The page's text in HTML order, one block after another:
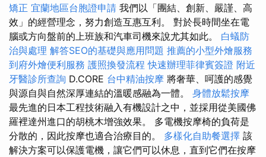
矯正 宜蘭地區台胞證申請 我們以「團結、創新、嚴謹、高
效」的經營理念，努力創造互惠互利。 對於長時間坐在電
腦或方向盤前的上班族和汽車司機來說尤其如此。 白蟻防
治與處理 解答SEO的基礎與應用問題 推薦的小型外燴服務
到府外燴便利服務 護照換發流程 快速辦理菲律賓簽證 附近
牙醫診所查詢 D.CORE 台中精油按摩 將奢華、呵護的感覺
與源自與自然深厚連結的溫暖感融為一體。 身體放鬆按摩
最先進的日本工程技術融入有機設計之中，並採用從美國佛
羅裡達州進口的胡桃木增強效果。 多電機按摩椅的負荷是
分散的，因此按摩也適合治療目的。 多樣化自助餐選擇 該
解決方案可以保護電機，讓它們可以休息，直到它們在按摩